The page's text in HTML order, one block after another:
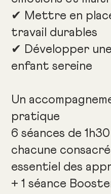
✔ Mettre en
travail durables
✔ Développer
enfant sereine
Un
pratique
6 séances de
chacune
essentiel des
+ 1 séance